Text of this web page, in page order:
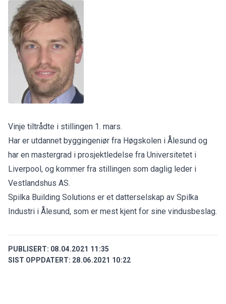
Vinje tiltrådte i stillingen 1. mars.
Har er utdannet byggingeniør fra Høgskolen i Ålesund og
har en mastergrad i prosjektledelse fra Universitetet i
Liverpool, og kommer fra stillingen som daglig leder i
Vestlandshus AS.
Spilka Building Solutions er et datterselskap av Spilka
Industri i Ålesund, som er mest kjent for sine vindusbeslag.
PUBLISERT: 08.04.2021 11:35
SIST OPPDATERT: 28.06.2021 10:22